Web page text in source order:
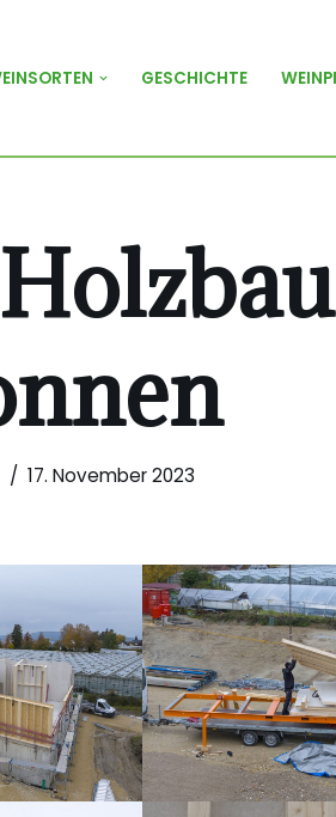
GESCHICHTE
17. November 2023